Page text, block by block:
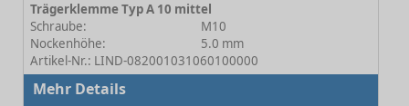
Trägerklemme Typ A 10 mittel
Schraube:
M10
Nockenhöhe:
5.0 mm
Artikel-Nr.: LIND-082001031060100000
Mehr Details